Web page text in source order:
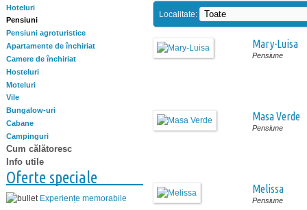
Hoteluri
Pensiuni
Pensiuni agroturistice
Apartamente de închiriat
Camere de închiriat
Hosteluri
Moteluri
Vile
Bungalow-uri
Cabane
Campinguri
Cum călătoresc
Info utile
Oferte speciale
Experiențe memorabile
Localitate:
Mary-Luisa
Pensiune
Masa Verde
Pensiune
Melissa
Pensiune